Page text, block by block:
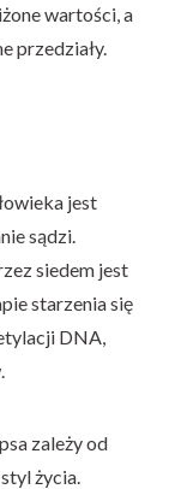
wartości, a
przedziały.
jest
sądzi.
siedem jest
starzenia się
DNA,
zależy od
życia.